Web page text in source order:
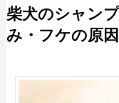
柴犬のシャン
み・フケの原